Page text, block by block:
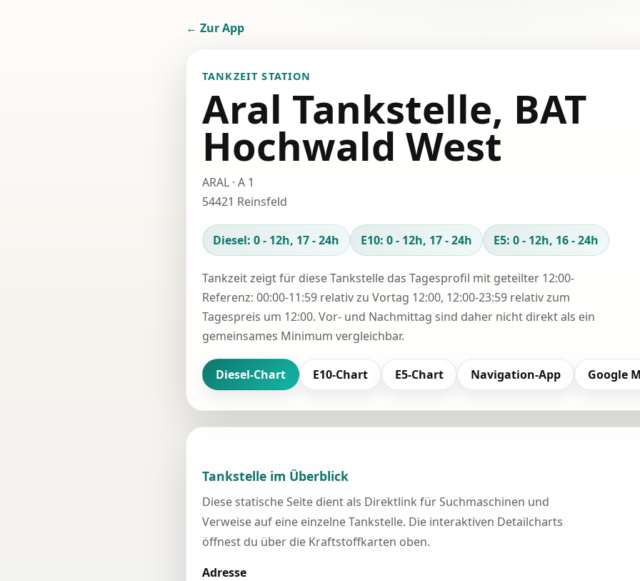
← Zur App
TANKZEIT STATION
Aral Tankstelle, BAT
Hochwald West
ARAL · A 1
54421 Reinsfeld
Diesel: 0 - 12h, 17 - 24h E10: 0 - 12h, 17 - 24h E5: 0 - 12h, 16 - 24h
Tankzeit zeigt für diese Tankstelle das Tagesprofil mit geteilter 12:00-
Referenz: 00:00-11:59 relativ zu Vortag 12:00, 12:00-23:59 relativ zum
Tagespreis um 12:00. Vor- und Nachmittag sind daher nicht direkt als ein
gemeinsames Minimum vergleichbar.
Diesel-Chart E10-Chart E5-Chart Navigation-App Google
Tankstelle im Überblick
Diese statische Seite dient als Direktlink für Suchmaschinen und
Verweise auf eine einzelne Tankstelle. Die interaktiven Detailcharts
öffnest du über die Kraftstoffkarten oben.
Adresse